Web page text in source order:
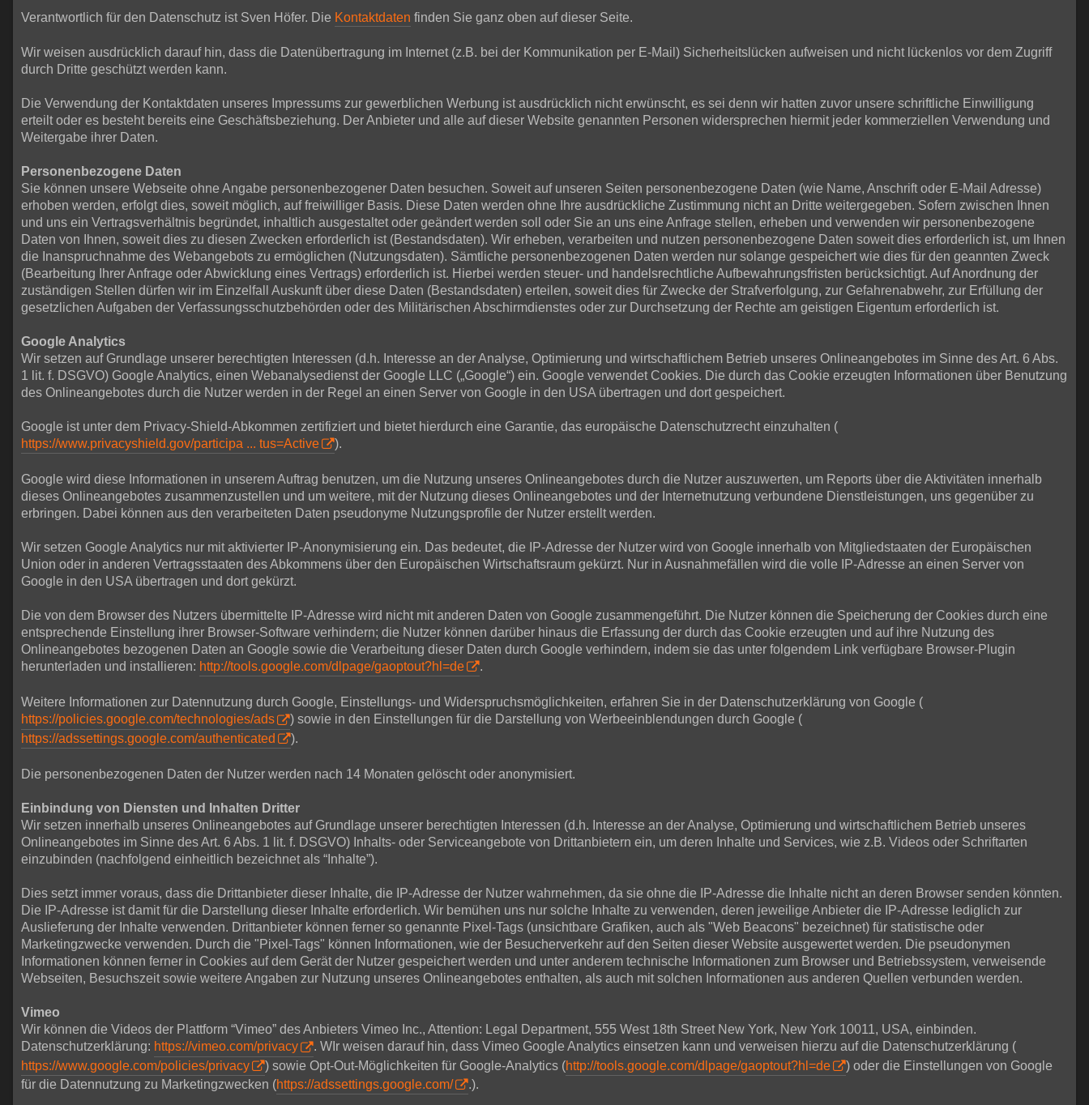
Verantwortlich für den Datenschutz ist Sven Höfer. Die Kontaktdaten finden Sie ganz oben auf dieser Seite.
Wir weisen ausdrücklich darauf hin, dass die Datenübertragung im Internet (z.B. bei der Kommunikation per E-Mail) Sicherheitslücken aufweisen und nicht lückenlos vor dem Zugriff
durch Dritte geschützt werden kann.
Die Verwendung der Kontaktdaten unseres Impressums zur gewerblichen Werbung ist ausdrücklich nicht erwünscht, es sei denn wir hatten zuvor unsere schriftliche Einwilligung
erteilt oder es besteht bereits eine Geschäftsbeziehung. Der Anbieter und alle auf dieser Website genannten Personen widersprechen hiermit jeder kommerziellen Verwendung und
Weitergabe ihrer Daten.
Personenbezogene Daten
Sie können unsere Webseite ohne Angabe personenbezogener Daten besuchen. Soweit auf unseren Seiten personenbezogene Daten (wie Name, Anschrift oder E-Mail Adresse)
erhoben werden, erfolgt dies, soweit möglich, auf freiwilliger Basis. Diese Daten werden ohne Ihre ausdrückliche Zustimmung nicht an Dritte weitergegeben. Sofern zwischen Ihnen
und uns ein Vertragsverhältnis begründet, inhaltlich ausgestaltet oder geändert werden soll oder Sie an uns eine Anfrage stellen, erheben und verwenden wir personenbezogene
Daten von Ihnen, soweit dies zu diesen Zwecken erforderlich ist (Bestandsdaten). Wir erheben, verarbeiten und nutzen personenbezogene Daten soweit dies erforderlich ist, um Ihnen
die Inanspruchnahme des Webangebots zu ermöglichen (Nutzungsdaten). Sämtliche personenbezogenen Daten werden nur solange gespeichert wie dies für den geannten Zweck
(Bearbeitung Ihrer Anfrage oder Abwicklung eines Vertrags) erforderlich ist. Hierbei werden steuer- und handelsrechtliche Aufbewahrungsfristen berücksichtigt. Auf Anordnung der
zuständigen Stellen dürfen wir im Einzelfall Auskunft über diese Daten (Bestandsdaten) erteilen, soweit dies für Zwecke der Strafverfolgung, zur Gefahrenabwehr, zur Erfüllung der
gesetzlichen Aufgaben der Verfassungsschutzbehörden oder des Militärischen Abschirmdienstes oder zur Durchsetzung der Rechte am geistigen Eigentum erforderlich ist.
Google Analytics
Wir setzen auf Grundlage unserer berechtigten Interessen (d.h. Interesse an der Analyse, Optimierung und wirtschaftlichem Betrieb unseres Onlineangebotes im Sinne des Art. 6 Abs.
1 lit. f. DSGVO) Google Analytics, einen Webanalysedienst der Google LLC („Google“) ein. Google verwendet Cookies. Die durch das Cookie erzeugten Informationen über Benutzung
des Onlineangebotes durch die Nutzer werden in der Regel an einen Server von Google in den USA übertragen und dort gespeichert.
Google ist unter dem Privacy-Shield-Abkommen zertifiziert und bietet hierdurch eine Garantie, das europäische Datenschutzrecht einzuhalten (
https://www.privacyshield.gov/participa ... tus=Active
).
Google wird diese Informationen in unserem Auftrag benutzen, um die Nutzung unseres Onlineangebotes durch die Nutzer auszuwerten, um Reports über die Aktivitäten innerhalb
dieses Onlineangebotes zusammenzustellen und um weitere, mit der Nutzung dieses Onlineangebotes und der Internetnutzung verbundene Dienstleistungen, uns gegenüber zu
erbringen. Dabei können aus den verarbeiteten Daten pseudonyme Nutzungsprofile der Nutzer erstellt werden.
Wir setzen Google Analytics nur mit aktivierter IP-Anonymisierung ein. Das bedeutet, die IP-Adresse der Nutzer wird von Google innerhalb von Mitgliedstaaten der Europäischen
Union oder in anderen Vertragsstaaten des Abkommens über den Europäischen Wirtschaftsraum gekürzt. Nur in Ausnahmefällen wird die volle IP-Adresse an einen Server von
Google in den USA übertragen und dort gekürzt.
Die von dem Browser des Nutzers übermittelte IP-Adresse wird nicht mit anderen Daten von Google zusammengeführt. Die Nutzer können die Speicherung der Cookies durch eine
entsprechende Einstellung ihrer Browser-Software verhindern; die Nutzer können darüber hinaus die Erfassung der durch das Cookie erzeugten und auf ihre Nutzung des
Onlineangebotes bezogenen Daten an Google sowie die Verarbeitung dieser Daten durch Google verhindern, indem sie das unter folgendem Link verfügbare Browser-Plugin
herunterladen und installieren: http://tools.google.com/dlpage/gaoptout?hl=de .
Weitere Informationen zur Datennutzung durch Google, Einstellungs- und Widerspruchsmöglichkeiten, erfahren Sie in der Datenschutzerklärung von Google (
https://policies.google.com/technologies/ads
) sowie in den Einstellungen für die Darstellung von Werbeeinblendungen durch Google (
https://adssettings.google.com/authenticated
).
Die personenbezogenen Daten der Nutzer werden nach 14 Monaten gelöscht oder anonymisiert.
Einbindung von Diensten und Inhalten Dritter
Wir setzen innerhalb unseres Onlineangebotes auf Grundlage unserer berechtigten Interessen (d.h. Interesse an der Analyse, Optimierung und wirtschaftlichem Betrieb unseres
Onlineangebotes im Sinne des Art. 6 Abs. 1 lit. f. DSGVO) Inhalts- oder Serviceangebote von Drittanbietern ein, um deren Inhalte und Services, wie z.B. Videos oder Schriftarten
einzubinden (nachfolgend einheitlich bezeichnet als “Inhalte”).
Dies setzt immer voraus, dass die Drittanbieter dieser Inhalte, die IP-Adresse der Nutzer wahrnehmen, da sie ohne die IP-Adresse die Inhalte nicht an deren Browser senden könnten.
Die IP-Adresse ist damit für die Darstellung dieser Inhalte erforderlich. Wir bemühen uns nur solche Inhalte zu verwenden, deren jeweilige Anbieter die IP-Adresse lediglich zur
Auslieferung der Inhalte verwenden. Drittanbieter können ferner so genannte Pixel-Tags (unsichtbare Grafiken, auch als "Web Beacons" bezeichnet) für statistische oder
Marketingzwecke verwenden. Durch die "Pixel-Tags" können Informationen, wie der Besucherverkehr auf den Seiten dieser Website ausgewertet werden. Die pseudonymen
Informationen können ferner in Cookies auf dem Gerät der Nutzer gespeichert werden und unter anderem technische Informationen zum Browser und Betriebssystem, verweisende
Webseiten, Besuchszeit sowie weitere Angaben zur Nutzung unseres Onlineangebotes enthalten, als auch mit solchen Informationen aus anderen Quellen verbunden werden.
Vimeo
Wir können die Videos der Plattform “Vimeo” des Anbieters Vimeo Inc., Attention: Legal Department, 555 West 18th Street New York, New York 10011, USA, einbinden.
Datenschutzerklärung: https://vimeo.com/privacy
. WIr weisen darauf hin, dass Vimeo Google Analytics einsetzen kann und verweisen hierzu auf die Datenschutzerklärung (
https://www.google.com/policies/privacy
) sowie Opt-Out-Möglichkeiten für Google-Analytics (http://tools.google.com/dlpage/gaoptout?hl=de
) oder die Einstellungen von Google
für die Datennutzung zu Marketingzwecken (https://adssettings.google.com/ .).